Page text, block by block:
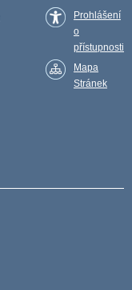
Prohlášení
o
přístupnosti
Mapa
Stránek